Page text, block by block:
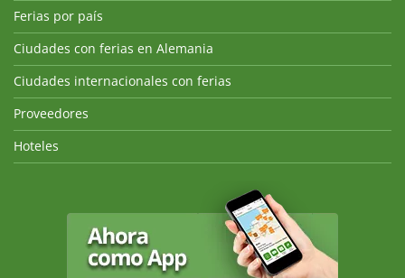
Ferias por país
Ciudades con ferias en Alemania
Ciudades internacionales con ferias
Proveedores
Hoteles